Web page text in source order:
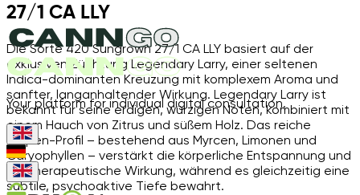
27/1 CA LLY
Die Sorte 420 Sungrown 27/1 CA LLY basiert auf der
exklusiven Züchtung Legendary Larry, einer seltenen
Indica-dominanten Kreuzung mit komplexem Aroma und
sanfter, langanhaltender Wirkung. Legendary Larry ist
bekannt für seine erdigen, würzigen Noten, kombiniert mit
einem Hauch von Zitrus und süßem Holz. Das reiche
Terpen-Profil – bestehend aus Myrcen, Limonen und
Caryophyllen – verstärkt die körperliche Entspannung und
die therapeutische Wirkung, während es gleichzeitig eine
subtile, psychoaktive Tiefe bewahrt.
Your platform for individual digital consultation.